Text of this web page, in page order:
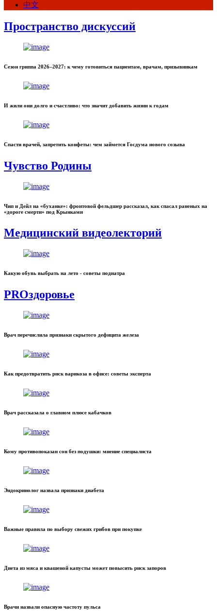
中文
Пространство дискуссий
Сезон гриппа 2026–2027: к чему готовиться пациентам, врачам, призывникам
И жили они долго и счастливо: что значит добавить жизни к годам
Спасти врачей, запретить конфеты: чем займется Госдума нового созыва
Чувство Родины
Чип и Дейл на «буханке»: фронтовой фельдшер рассказал, как спасал раненых на
«дороге смерти» под Крынками
Медицинский видеолекторий
Какую обувь выбрать на лето - советы подиатра
PROздоровье
Врач перечислила признаки скрытого дефицита железа
Как предотвратить риск варикоза в офисе: советы эксперта
Врач рассказала о главном плюсе кабачков
Кому противопоказан сон без подушки: мнение специалиста
Эндокринолог назвала признаки диабета
Важные правила по выбору свежих грибов при покупке
Диета из мяса и квашеной капусты может повысить риск запоров
Врачи назвали опасную частоту пульса